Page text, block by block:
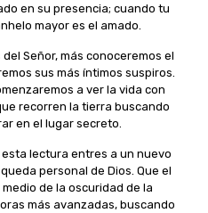
en su presencia; cuando tu
mayor es el amado.
Señor, más conoceremos el
sus más íntimos suspiros.
a ver la vida con
recorren la tierra buscando
en el lugar secreto.
lectura entres a un nuevo
personal de Dios. Que el
de la oscuridad de la
más avanzadas, buscando